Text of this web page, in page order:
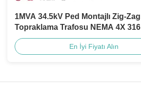
1MVA 34.5kV Ped Montajlı Zig-Zag
Topraklama Trafosu NEMA 4X 316
Paslanmaz Çelik Muhafaza CSA
Standartları
En İyi Fiyatı Alın